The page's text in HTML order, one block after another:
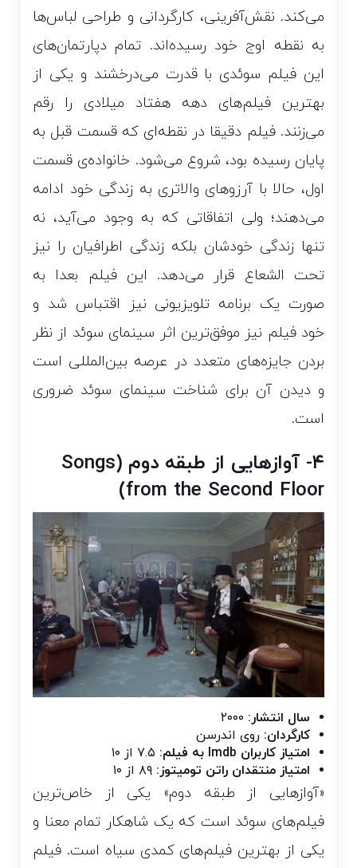
می‌کند. نقش‌آفرینی، کارگردانی و طراحی لباس‌ها
به نقطه اوج خود رسیده‌اند. تمام دپارتمان‌های
این فیلم سوئدی با قدرت می‌درخشند و یکی از
بهترین فیلم‌های دهه هفتاد میلادی را رقم
می‌زنند. فیلم دقیقا در نقطه‌ای که قسمت قبل به
پایان رسیده بود، شروع می‌شود. خانواده‌ی قسمت
اول، حالا با آرزوهای والاتری به زندگی خود ادامه
می‌دهند؛ ولی اتفاقاتی که به وجود می‌آید، نه
تنها زندگی خودشان بلکه زندگی اطرافیان را نیز
تحت الشعاع قرار می‌دهد. این فیلم بعدا به
صورت یک برنامه تلویزیونی نیز اقتباس شد و
خود فیلم نیز موفق‌ترین اثر سینمای سوئد از نظر
بردن جایزه‌های متعدد در عرصه بین‌المللی است
و دیدن آن برای شناخت سینمای سوئد ضروری
است.
۴- آوازهایی از طبقه دوم (Songs
from the Second Floor)
سال انتشار:
کارگردان: روی اندرسن
امتیاز کاربران Imdb به فیلم:
امتیاز منتقدان راتن تومیتوز: ۸۹ از ۱۰
«آواز‌هایی از طبقه دوم» یکی از خاص‌ترین
فیلم‌های سوئد است که یک شاهکار تمام معنا و
یکی از بهترین فیلم‌های کمدی سیاه است. فیلم